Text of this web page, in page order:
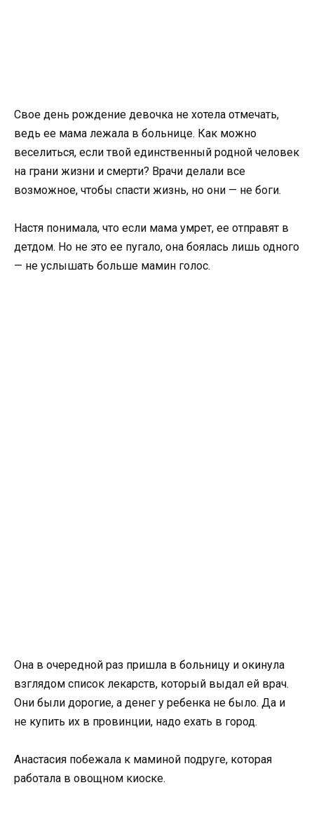
Свое день рождение девочка не хотела отмечать,
ведь ее мама лежала в больнице. Как можно
веселиться, если твой единственный родной человек
на грани жизни и смерти? Врачи делали все
возможное, чтобы спасти жизнь, но они — не боги.
Настя понимала, что если мама умрет, ее отправят в
детдом. Но не это ее пугало, она боялась лишь одного
— не услышать больше мамин голос.
Она в очередной раз пришла в больницу и окинула
взглядом список лекарств, который выдал ей врач.
Они были дорогие, а денег у ребенка не было. Да и
не купить их в провинции, надо ехать в город.
Анастасия побежала к маминой подруге, которая
работала в овощном киоске.